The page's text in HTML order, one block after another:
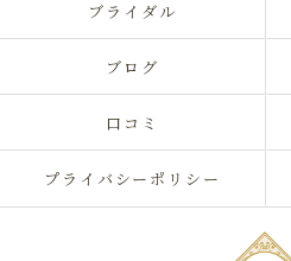
ブライダル
ブログ
口コミ
プライバシーポリシー